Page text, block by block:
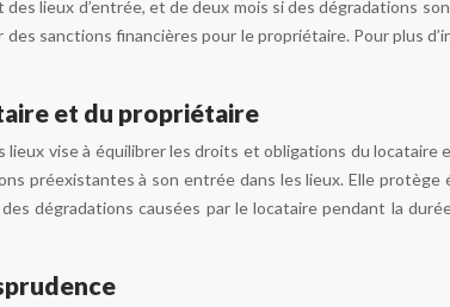
lieux d’entrée, et de deux mois si des dégradations
sanctions financières pour le propriétaire. Pour plus
et du propriétaire
lieux vise à équilibrer les droits et obligations du
préexistantes à son entrée dans les lieux. Elle
dégradations causées par le locataire pendant la